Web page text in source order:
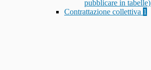
pubblicare in tabelle)
Contrattazione collettiva 1